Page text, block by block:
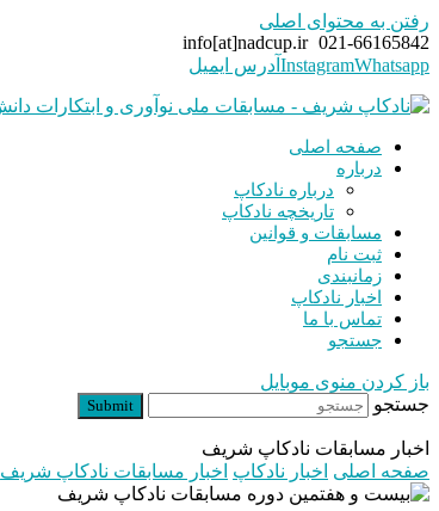
رفتن به محتوای اصلی
021-66165842
info[at]nadcup.ir
InstagramWhatsapp آدرس ایمیل
صفحه اصلی
درباره
درباره نادکاپ
تاریخچه نادکاپ
مسابقات و قوانین
ثبت نام
زمانبندی
اخبار نادکاپ
تماس با ما
جستجو
باز کردن منوی موبایل
جستجو
Submit
اخبار مسابقات نادکاپ شریف
صفحه اصلی اخبار نادکاپ اخبار مسابقات نادکاپ شریف